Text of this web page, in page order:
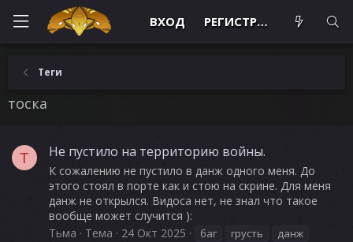
ВХОД РЕГИСТРАЦИЯ
Теги
тоска
Т Не пустило на территорию войны.
К сожалению не пустило в данж одного меня. До
этого стоял в порте как и стою на скрине. Для меня
данж не открылся. Видоса нет, не знал что такое
вообще может случится ):
Тьма
Тема 24 Окт 2025 баг грусть
данж